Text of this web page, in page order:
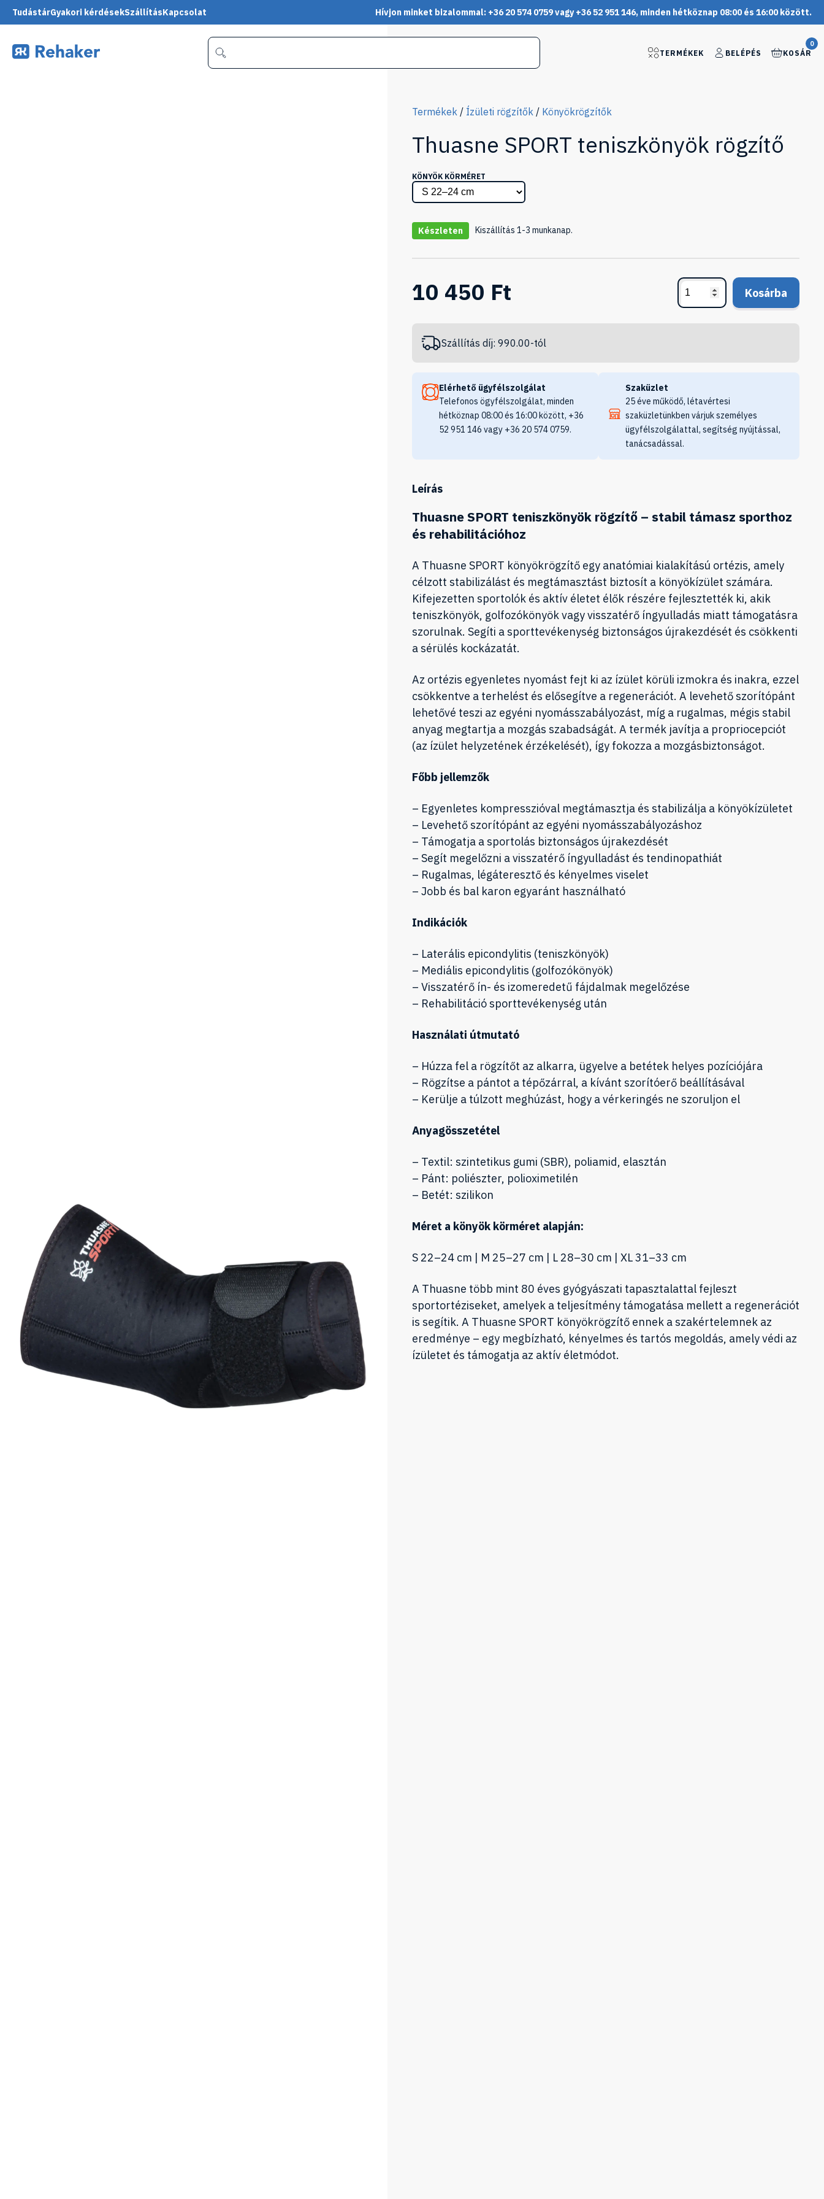
TudástárGyakori kérdésekSzállításKapcsolat Hívjon minket bizalommal: +36 20 574 0759 vagy +36 52 951 146, minden hétköznap 08:00 és 16:00 között.
TERMÉKEK BELÉPÉS
0
KOSÁR
Termékek / Ízületi rögzítők / Könyökrögzítők
Thuasne SPORT teniszkönyök rögzítő
KÖNYÖK KÖRMÉRET
Készleten Kiszállítás 1-3 munkanap.
10 450 Ft Kosárba
Szállítás díj: 990.00-tól
Elérhető ügyfélszolgálat
Telefonos ögyfélszolgálat, minden
hétköznap 08:00 és 16:00 között, +36
52 951 146 vagy +36 20 574 0759.
Szaküzlet
25 éve működő, létavértesi
szaküzletünkben várjuk személyes
ügyfélszolgálattal, segítség nyújtással,
tanácsadással.
Leírás
Thuasne SPORT teniszkönyök rögzítő – stabil támasz sporthoz
és rehabilitációhoz
A Thuasne SPORT könyökrögzítő egy anatómiai kialakítású ortézis, amely
célzott stabilizálást és megtámasztást biztosít a könyökízület számára.
Kifejezetten sportolók és aktív életet élők részére fejlesztették ki, akik
teniszkönyök, golfozókönyök vagy visszatérő íngyulladás miatt támogatásra
szorulnak. Segíti a sporttevékenység biztonságos újrakezdését és csökkenti
a sérülés kockázatát.
Az ortézis egyenletes nyomást fejt ki az ízület körüli izmokra és inakra, ezzel
csökkentve a terhelést és elősegítve a regenerációt. A levehető szorítópánt
lehetővé teszi az egyéni nyomásszabályozást, míg a rugalmas, mégis stabil
anyag megtartja a mozgás szabadságát. A termék javítja a propriocepciót
(az ízület helyzetének érzékelését), így fokozza a mozgásbiztonságot.
Főbb jellemzők
– Egyenletes kompresszióval megtámasztja és stabilizálja a könyökízületet
– Levehető szorítópánt az egyéni nyomásszabályozáshoz
– Támogatja a sportolás biztonságos újrakezdését
– Segít megelőzni a visszatérő íngyulladást és tendinopathiát
– Rugalmas, légáteresztő és kényelmes viselet
– Jobb és bal karon egyaránt használható
Indikációk
– Laterális epicondylitis (teniszkönyök)
– Mediális epicondylitis (golfozókönyök)
– Visszatérő ín- és izomeredetű fájdalmak megelőzése
– Rehabilitáció sporttevékenység után
Használati útmutató
– Húzza fel a rögzítőt az alkarra, ügyelve a betétek helyes pozíciójára
– Rögzítse a pántot a tépőzárral, a kívánt szorítóerő beállításával
– Kerülje a túlzott meghúzást, hogy a vérkeringés ne szoruljon el
Anyagösszetétel
– Textil: szintetikus gumi (SBR), poliamid, elasztán
– Pánt: poliészter, polioximetilén
– Betét: szilikon
Méret a könyök körméret alapján:
S 22–24 cm | M 25–27 cm | L 28–30 cm | XL 31–33 cm
A Thuasne több mint 80 éves gyógyászati tapasztalattal fejleszt
sportortéziseket, amelyek a teljesítmény támogatása mellett a regenerációt
is segítik. A Thuasne SPORT könyökrögzítő ennek a szakértelemnek az
eredménye – egy megbízható, kényelmes és tartós megoldás, amely védi az
ízületet és támogatja az aktív életmódot.